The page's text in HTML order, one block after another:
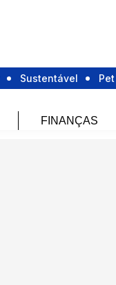
Sustentável Pet
FINANÇAS